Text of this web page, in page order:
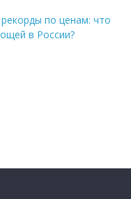
по ценам: что
в России?